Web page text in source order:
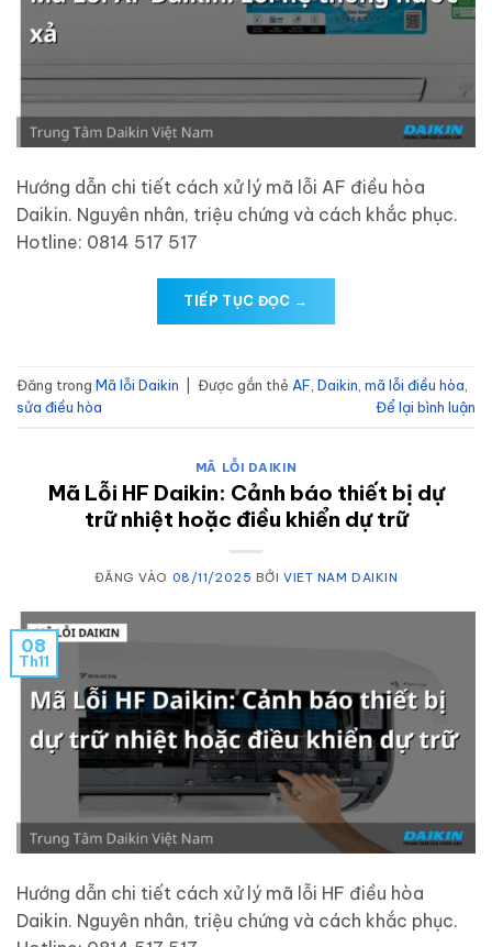
Hướng dẫn chi tiết cách xử lý mã lỗi AF điều hòa
Daikin. Nguyên nhân, triệu chứng và cách khắc phục.
Hotline: 0814 517 517
TIẾP TỤC ĐỌC →
Đăng trong Mã lỗi Daikin Được gắn thẻ AF Daikin mã lỗi điều hòa
sửa điều hòa
Để lại bình luận
MÃ LỖI DAIKIN
Mã Lỗi HF Daikin: Cảnh báo thiết bị dự
trữ nhiệt hoặc điều khiển dự trữ
ĐĂNG VÀO 08/11/2025 BỞIVIET NAM DAIKIN
08
Th11
Hướng dẫn chi tiết cách xử lý mã lỗi HF điều hòa
Daikin. Nguyên nhân, triệu chứng và cách khắc phục.